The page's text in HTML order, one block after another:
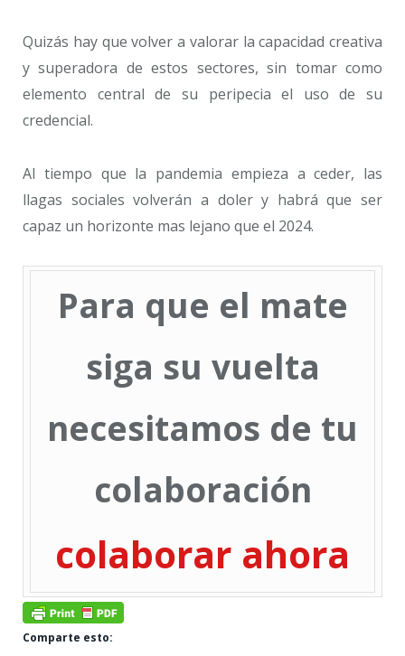
Quizás hay que volver a valorar la capacidad creativa
y superadora de estos sectores, sin tomar como
elemento central de su peripecia el uso de su
credencial.
Al tiempo que la pandemia empieza a ceder, las
llagas sociales volverán a doler y habrá que ser
capaz un horizonte mas lejano que el 2024.
Para que el mate
siga su vuelta
necesitamos de tu
colaboración
colaborar ahora
Comparte esto: